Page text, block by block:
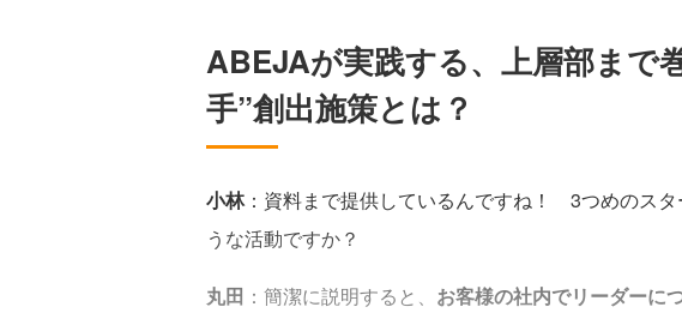
ABEJAが実践する、上層部まで
手”創出施策とは？
小林：資料まで提供しているんですね！ 3つめのスタ
うな活動ですか？
丸田 ：簡潔に説明すると、 お客様の社内でリーダーに